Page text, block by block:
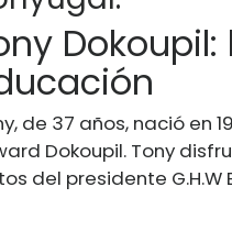
de 37 años, nació en
Dokoupil. Tony
del presidente